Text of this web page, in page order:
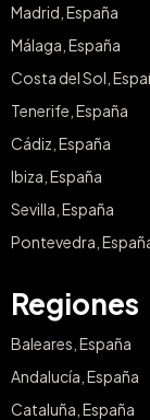
Madrid, España
Málaga, España
Costa del Sol,
Tenerife, España
Cádiz, España
Ibiza, España
Sevilla, España
Pontevedra,
Regiones
Baleares, España
Andalucía, España
Cataluña, España